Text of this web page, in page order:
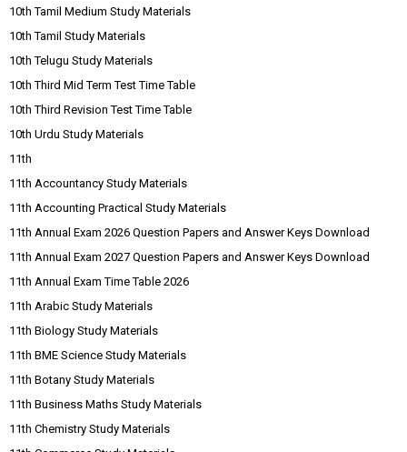
10th Tamil Medium Study Materials
10th Tamil Study Materials
10th Telugu Study Materials
10th Third Mid Term Test Time Table
10th Third Revision Test Time Table
10th Urdu Study Materials
11th
11th Accountancy Study Materials
11th Accounting Practical Study Materials
11th Annual Exam 2026 Question Papers and Answer Keys Download
11th Annual Exam 2027 Question Papers and Answer Keys Download
11th Annual Exam Time Table 2026
11th Arabic Study Materials
11th Biology Study Materials
11th BME Science Study Materials
11th Botany Study Materials
11th Business Maths Study Materials
11th Chemistry Study Materials